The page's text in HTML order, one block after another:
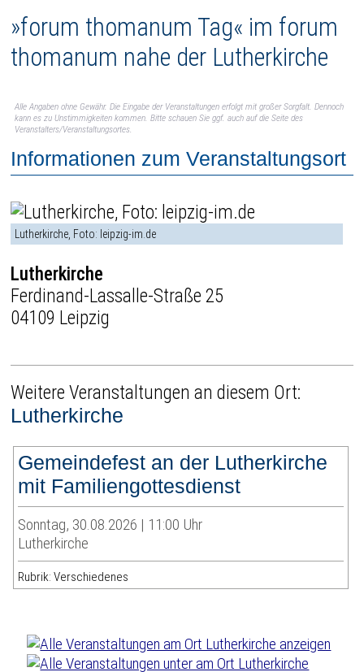
»forum thomanum Tag« im forum
thomanum nahe der Lutherkirche
Alle Angaben ohne Gewähr. Die Eingabe der Veranstaltungen erfolgt mit großer Sorgfalt. Dennoch
kann es zu Unstimmigkeiten kommen. Bitte schauen Sie ggf. auch auf die Seite des
Veranstalters/Veranstaltungsortes.
Informationen zum Veranstaltungsort
Lutherkirche, Foto: leipzig-im.de
Lutherkirche
Ferdinand-Lassalle-Straße 25
04109 Leipzig
Weitere Veranstaltungen an diesem Ort:
Lutherkirche
Gemeindefest an der Lutherkirche
mit Familiengottesdienst
Sonntag, 30.08.2026 | 11:00 Uhr
Lutherkirche
Rubrik: Verschiedenes